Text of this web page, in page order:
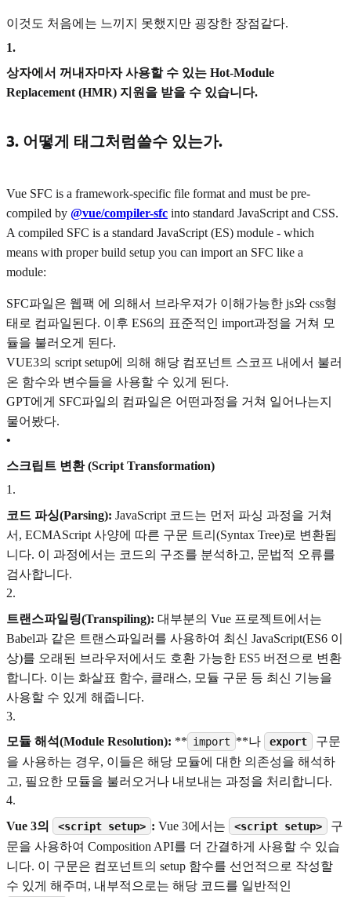
이것도 처음에는 느끼지 못했지만 굉장한 장점같다.
1.
상자에서 꺼내자마자 사용할 수 있는 Hot-Module
Replacement (HMR) 지원을 받을 수 있습니다.
3. 어떻게 태그처럼쓸수 있는가.
Vue SFC is a framework-specific file format and must be pre-
compiled by @vue/compiler-sfc into standard JavaScript and CSS.
A compiled SFC is a standard JavaScript (ES) module - which
means with proper build setup you can import an SFC like a
module:
SFC파일은 웹팩 에 의해서 브라우져가 이해가능한 js와 css형
태로 컴파일된다. 이후 ES6의 표준적인 import과정을 거쳐 모
듈을 불러오게 된다.
VUE3의 script setup에 의해 해당 컴포넌트 스코프 내에서 불러
온 함수와 변수들을 사용할 수 있게 된다.
GPT에게 SFC파일의 컴파일은 어떤과정을 거쳐 일어나는지
물어봤다.
•
스크립트 변환 (Script Transformation)
1 .
코드 파싱(Parsing): JavaScript 코드는 먼저 파싱 과정을 거쳐
서, ECMAScript 사양에 따른 구문 트리(Syntax Tree)로 변환됩
니다. 이 과정에서는 코드의 구조를 분석하고, 문법적 오류를
검사합니다.
2.
트랜스파일링(Transpiling): 대부분의 Vue 프로젝트에서는
Babel과 같은 트랜스파일러를 사용하여 최신 JavaScript(ES6 이
상)를 오래된 브라우저에서도 호환 가능한 ES5 버전으로 변환
합니다. 이는 화살표 함수, 클래스, 모듈 구문 등 최신 기능을
사용할 수 있게 해줍니다.
3.
모듈 해석(Module Resolution): ** import **나 export
구문
을 사용하는 경우, 이들은 해당 모듈에 대한 의존성을 해석하
고, 필요한 모듈을 불러오거나 내보내는 과정을 처리합니다.
4.
Vue 3의
<script setup> : Vue 3에서는 <script setup>
구
문을 사용하여 Composition API를 더 간결하게 사용할 수 있습
니다. 이 구문은 컴포넌트의 setup 함수를 선언적으로 작성할
수 있게 해주며, 내부적으로는 해당 코드를 일반적인